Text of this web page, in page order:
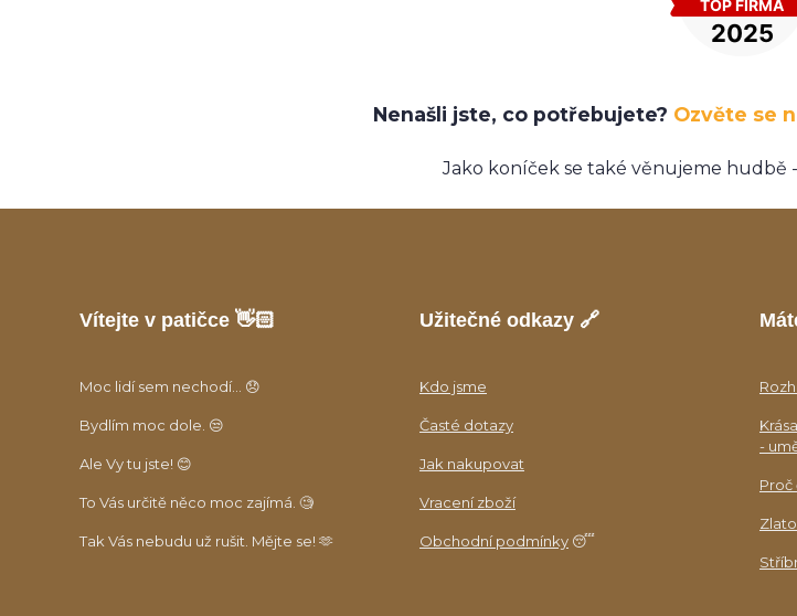
Nenašli jste, co potřebujete? Ozvěte se
Jako koníček se také věnujeme hudbě -
Vítejte v patičce 👋🏻
Moc lidí sem nechodí... 😞
Bydlím moc dole. 😒
Ale Vy tu jste! 😊
To Vás určitě něco moc zajímá. 🧐
Tak Vás nebudu už rušit. Mějte se! 🫶
Užitečné odkazy 🔗
Kdo jsme
Časté dotazy
Jak nakupovat
Vracení zboží
Obchodní podmínky 😴
-
Proč